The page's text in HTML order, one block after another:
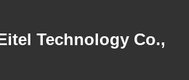
Technology Co.,